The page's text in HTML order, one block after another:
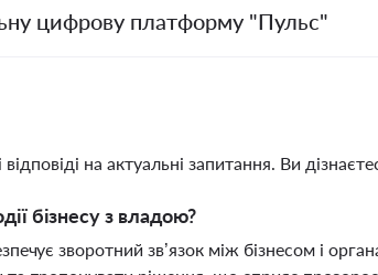
цифрову платформу "Пульс"
на актуальні запитання. Ви
бізнесу з владою?
зворотний зв’язок між бізнесом і